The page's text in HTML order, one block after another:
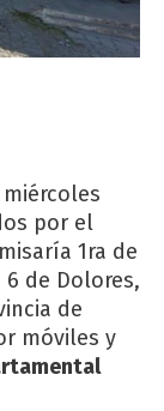
por el
1ra de
de Dolores,
de
móviles y